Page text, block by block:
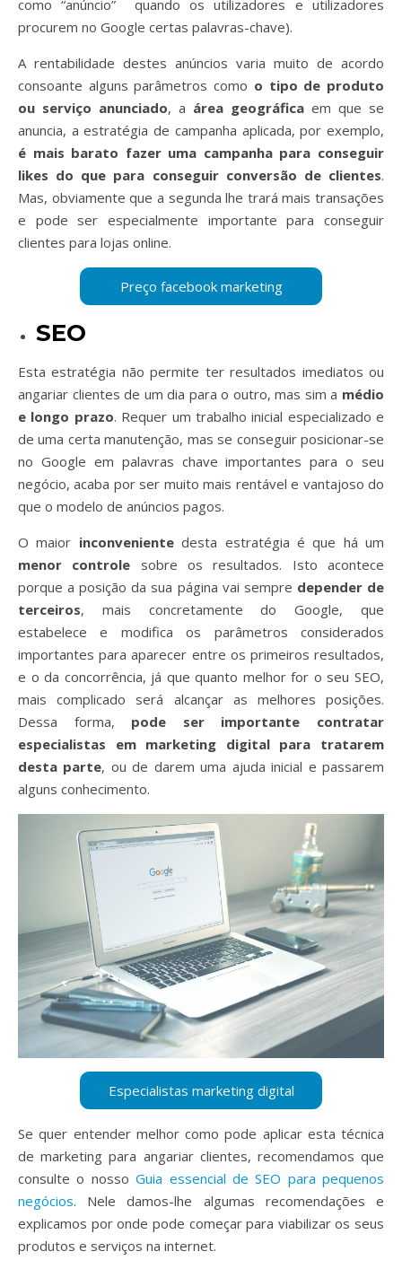
como “anúncio” quando os utilizadores e utilizadores
procurem no Google certas palavras-chave).
A rentabilidade destes anúncios varia muito de acordo
consoante alguns parâmetros como o tipo de produto
ou serviço anunciado, a área geográfica em que se
anuncia, a estratégia de campanha aplicada, por exemplo,
é mais barato fazer uma campanha para conseguir
likes do que para conseguir conversão de clientes.
Mas, obviamente que a segunda lhe trará mais transações
e pode ser especialmente importante para conseguir
clientes para lojas online.
SEO
Esta estratégia não permite ter resultados imediatos ou
angariar clientes de um dia para o outro, mas sim a médio
e longo prazo. Requer um trabalho inicial especializado e
de uma certa manutenção, mas se conseguir posicionar-se
no Google em palavras chave importantes para o seu
negócio, acaba por ser muito mais rentável e vantajoso do
que o modelo de anúncios pagos.
O maior inconvenientedesta estratégia é que há um
menor controle sobre os resultados. Isto acontece
porque a posição da sua página vai sempre depender de
terceiros, mais concretamente do Google, que
estabelece e modifica os parâmetros considerados
importantes para aparecer entre os primeiros resultados,
e o da concorrência, já que quanto melhor for o seu SEO,
mais complicado será alcançar as melhores posições.
Dessa forma, pode ser importante contratar
especialistas em marketing digital para tratarem
desta parte, ou de darem uma ajuda inicial e passarem
alguns conhecimento.
Se quer entender melhor como pode aplicar esta técnica
de marketing para angariar clientes, recomendamos que
consulte o nossoGuia essencial de SEO para pequenos
negócios. Nele damos-lhe algumas recomendações e
explicamos por onde pode começar para viabilizar os seus
produtos e serviços na internet.